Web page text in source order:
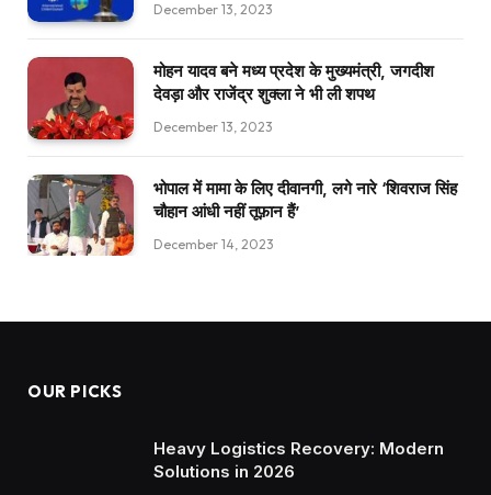
December 13, 2023
मोहन यादव बने मध्य प्रदेश के मुख्यमंत्री, जगदीश
देवड़ा और राजेंद्र शुक्ला ने भी ली शपथ
December 13, 2023
भोपाल में मामा के लिए दीवानगी, लगे नारे ‘शिवराज सिंह
चौहान आंधी नहीं तूफ़ान हैं’
December 14, 2023
OUR PICKS
Heavy Logistics Recovery: Modern
Solutions in 2026